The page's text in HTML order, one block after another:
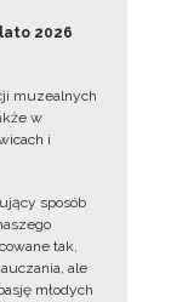
2026
muzealnych
w
i
sposób
tak,
ale
młodych